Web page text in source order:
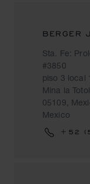
BERGER
Sta. Fe:
#3850
piso 3 local
Mina la
05109,
Mexico
+52